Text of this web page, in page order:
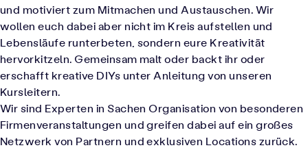
und motiviert zum Mitmachen und Austauschen. Wir
wollen euch dabei aber nicht im Kreis aufstellen und
Lebensläufe runterbeten, sondern eure Kreativität
hervorkitzeln. Gemeinsam malt oder backt ihr oder
erschafft kreative DIYs unter Anleitung von unseren
Kursleitern.
Wir sind Experten in Sachen Organisation von besonderen
Firmenveranstaltungen und greifen dabei auf ein großes
Netzwerk von Partnern und exklusiven Locations zurück.